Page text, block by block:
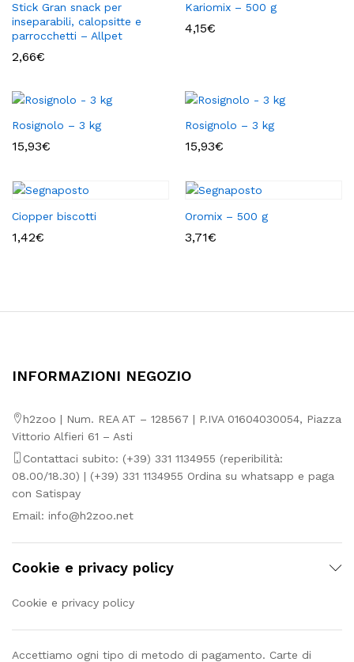
Stick Gran snack per
inseparabili, calopsitte e
parrocchetti – Allpet
2,66€
Kariomix – 500 g
4,15€
Rosignolo – 3 kg
15,93€
Rosignolo – 3 kg
15,93€
Ciopper biscotti
1,42€
Oromix – 500 g
3,71€
INFORMAZIONI NEGOZIO
h2zoo | Num. REA AT – 128567 | P.IVA 01604030054, Piazza
Vittorio Alfieri 61 – Asti
Contattaci subito: (+39) 331 1134955 (reperibilità:
08.00/18.30) | (+39) 331 1134955 Ordina su whatsapp e paga
con Satispay
Email: info@h2zoo.net
Cookie e privacy policy
Cookie e privacy policy
Accettiamo ogni tipo di metodo di pagamento. Carte di